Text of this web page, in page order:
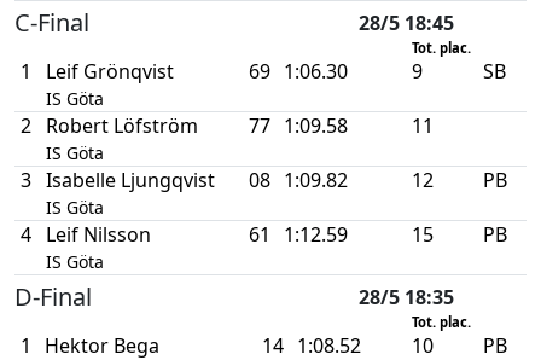
C-Final 28/5 18:45
Tot. plac.
1 Leif Grönqvist
IS Göta
69 1:06.30 9 SB
2 Robert Löfström
IS Göta
77 1:09.58 11
3 Isabelle Ljungqvist
IS Göta
08 1:09.82 12 PB
4 Leif Nilsson
IS Göta
61 1:12.59 15 PB
D-Final 28/5 18:35
Tot. plac.
1 Hektor Bega 14 1:08.52 10 PB